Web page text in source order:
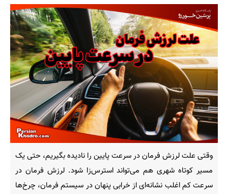
وقتی علت لرزش فرمان در سرعت پایین را نادیده بگیریم، حتی یک
مسیر کوتاه شهری هم می‌تواند استرس‌زا شود. لرزش فرمان در
سرعت کم اغلب نشانه‌ای از خرابی پنهان در سیستم فرمان، چرخ‌ها